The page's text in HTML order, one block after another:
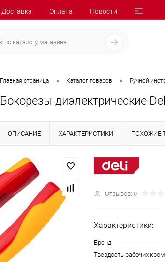
Доставка Оплата Новости
Главная страница • Каталог товаров • Ручной
Бокорезы диэлектрические
ОПИСАНИЕ ХАРАКТЕРИСТИКИ ПОХОЖИЕ
Отзывов: 0
Характеристики:
Бренд
Твердость рабочих